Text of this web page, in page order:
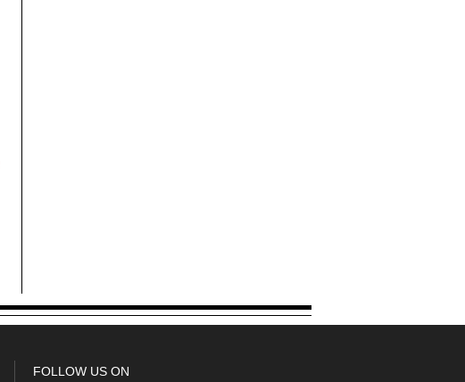
FOLLOW US ON